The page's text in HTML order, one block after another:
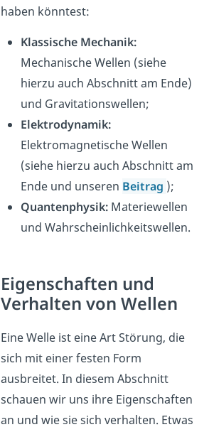
haben könntest:
Klassische Mechanik:
Mechanische Wellen (siehe
hierzu auch Abschnitt am Ende)
und Gravitationswellen;
Elektrodynamik:
Elektromagnetische Wellen
(siehe hierzu auch Abschnitt am
Ende und unseren Beitrag );
Quantenphysik: Materiewellen
und Wahrscheinlichkeitswellen.
Eigenschaften und
Verhalten von Wellen
Eine Welle ist eine Art Störung, die
sich mit einer festen Form
ausbreitet. In diesem Abschnitt
schauen wir uns ihre Eigenschaften
an und wie sie sich verhalten. Etwas